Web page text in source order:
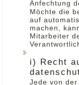
Anfechtung
Möchte die
auf
machen,
Mitarbeiter
i) Recht
Jede von